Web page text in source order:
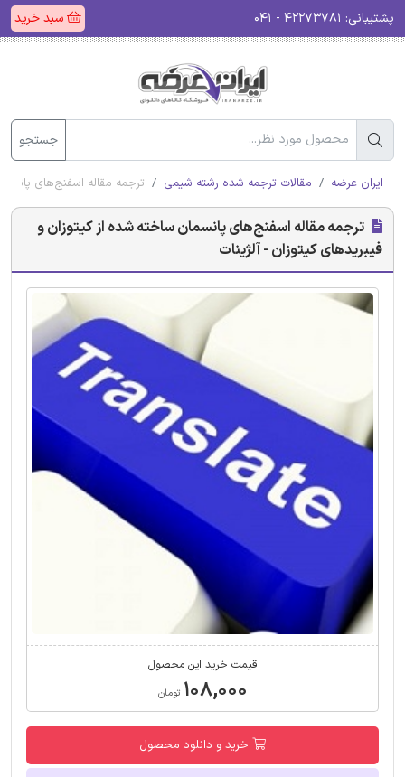
پشتیبانی: سبد خرید
جستجو
ایران عرضه مقالات ترجمه شده رشته شیمی ترجمه مقاله اسفنج‌های
ترجمه مقاله اسفنج‌های پانسمان ساخته شده از کیتوزان و
فیبریدهای کیتوزان - آلژینات
قیمت خرید این محصول
۱۰۸,۰۰۰ تومان
خرید و دانلود محصول